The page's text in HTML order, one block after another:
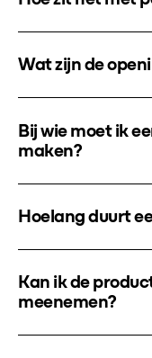
Wat zijn de
Bij wie moet ik
maken?
Hoelang duurt
Kan ik de
meenemen?